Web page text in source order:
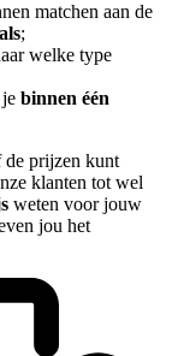
matchen aan de
;
welke type
binnen één
de prijzen kunt
klanten tot wel
weten voor jouw
jou het